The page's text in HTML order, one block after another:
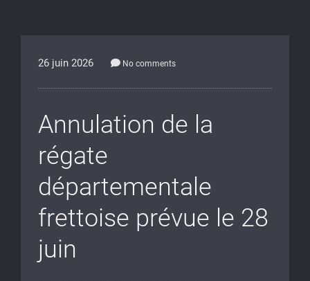
26 juin 2026 No comments
Annulation de la
régate
départementale
frettoise prévue le 28
juin